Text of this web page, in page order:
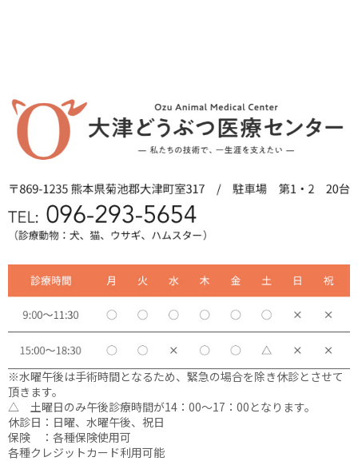
※水曜午後は手術時間となるため、緊急の場合を除き休診とさせて
頂きます。
△ 土曜日のみ午後診療時間が14：00〜17：00となります。
休診日：日曜、水曜午後、祝日
保険 ：各種保険使用可
各種クレジットカード利用可能